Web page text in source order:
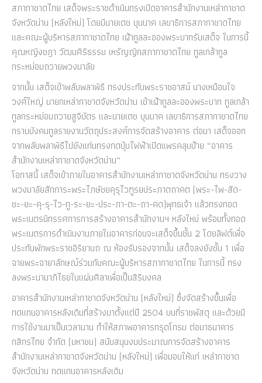
สภากาชาดไทย เสด็จพระราชดำเนินทรงเปิดอาคารสำนักงานเหล่ากาชาด
จังหวัดน่าน (หลังใหม่) โดยมีนายเตช บุนนาค เลขาธิการสภากาชาดไทย
และคณะผู้บริหารสภากาชาดไทย เฝ้าทูลละอองพระบาทรับเสด็จ ในการนี้
คุณหญิงชฎา วัฒนศิริธรรม เหรัญญิกสภากาชาดไทย ทูลเกล้าทูล
กระหม่อมถวายพวงมาลัย
จากนั้น เสด็จเข้าพลับพลาพิธี ทรงประทับพระราชอาสน์ นางเหมือนใจ
วงศ์ใหญ่ นายกเหล่ากาชาดจังหวัดน่าน เข้าเฝ้าทูลละอองพระบาท ทูลเกล้า
ทูลกระหม่อมถวายสูจิบัตร และนายเตช บุนนาค เลขาธิการสภากาชาดไทย
กราบบังคมทูลรายงานวัตถุประสงค์การจัดสร้างอาคาร ต่อมา เสด็จออก
จากพลับพลาพิธีไปยังแท่นทรงกดปุ่มไฟฟ้าเปิดแพรคลุมป้าย “อาคาร
สำนักงานเหล่ากาชาดจังหวัดน่าน”
โอกาสนี้ เสด็จเข้าภายในอาคารสำนักงานเหล่ากาชาดจังหวัดน่าน ทรงวาง
พวงมาลัยสักการะพระไภษัชยคุรุไวฑูรยประภาตถาคต (พระ-ไพ-สัด-
ชะ-ยะ-คุ-รุ-ไว-ทู-ระ-ยะ-ประ-ภา-ตะ-ถา-คด)พุทธเจ้า แล้วทรงทอด
พระเนตรนิทรรศการการสร้างอาคารสำนักงานฯ หลังใหม่ พร้อมทั้งทอด
พระเนตรการดำเนินงานภายในอาคารก่อนจะเสด็จขึ้นชั้น 2 โดยลิฟต์เพื่อ
ประทับพักพระราชอิริยาบถ ณ ห้องรับรองจากนั้น เสด็จลงยังชั้น 1 เพื่อ
ฉายพระฉายาลักษณ์ร่วมกับคณะผู้บริหารสภากาชาดไทย ในการนี้ ทรง
ลงพระนามาภิไธยในแผ่นศิลาเพื่อเป็นสิริมงคล
อาคารสำนักงานเหล่ากาชาดจังหวัดน่าน (หลังใหม่) ซึ่งจัดสร้างขึ้นเพื่อ
ทดแทนอาคารหลังเดิมที่สร้างมาตั้งแต่ปี 2504 บนที่ราชพัสดุ และด้วยมี
การใช้งานมาเป็นเวลานาน ทำให้สภาพอาคารทรุดโทรม ต่อมาธนาคาร
กสิกรไทย จำกัด (มหาชน) สนับสนุนงบประมาณการจัดสร้างอาคาร
สำนักงานเหล่ากาชาดจังหวัดน่าน (หลังใหม่) เพื่อมอบให้แก่ เหล่ากาชาด
จังหวัดน่าน ทดแทนอาคารหลังเดิม